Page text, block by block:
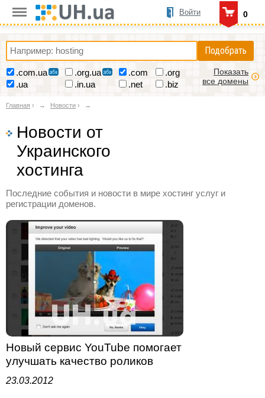
0
Войти
Подобрать
.com.ua .org.ua .com
.org
.ua
.in.ua .net .biz
Показать
все домены
Главная › Новости ›
Новости от
Украинского
хостинга
Последние события и новости в мире хостинг услуг и
регистрации доменов.
Новый сервис YouTube помогает
улучшать качество роликов
23.03.2012